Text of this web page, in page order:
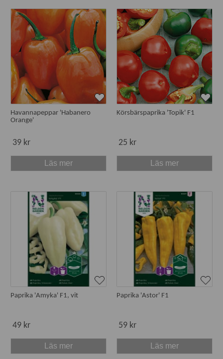
Havannapeppar 'Habanero
Orange'
39 kr
Läs mer
Körsbärspaprika 'Topik' F1
25 kr
Läs mer
Paprika 'Amyka' F1, vit
49 kr
Läs mer
Paprika 'Astor' F1
59 kr
Läs mer